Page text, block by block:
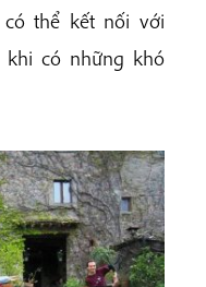
thể kết nối với
có những khó